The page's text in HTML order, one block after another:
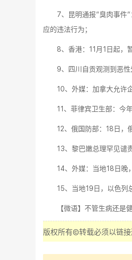
7、昆明通报“臭肉事件
应的违法行为；
8、香港：11月1日起，
9、四川自贡观测到恶
10、外媒：加拿大允许
11、菲律宾卫生部：今
12、俄国防部：18日，
13、黎巴嫩总理罕见谴
14、外媒：当地18日晚
15、当地19日，以色列
【微语】不管生病还是
版权所有©转载必须以链接